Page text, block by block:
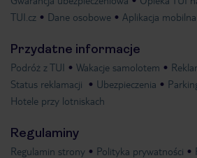
TUI.cz
Dane osobowe Aplikacja
Przydatne informacje
Podróż z TUI Wakacje samolotem
Status reklamacji
Ubezpieczenia
Hotele przy lotniskach
Regulaminy
Regulamin strony Polityka prywatności